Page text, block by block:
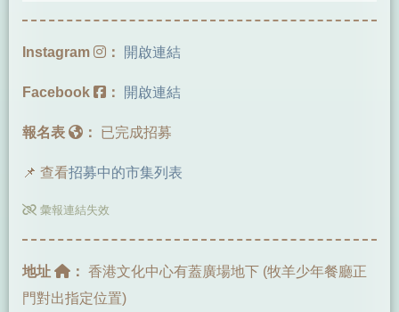
Instagram ： 開啟連結
Facebook ： 開啟連結
報名表 ： 已完成招募
📌 查看招募中的市集列表
彙報連結失效
地址 ： 香港文化中心有蓋廣場地下 (牧羊少年餐廳正
門對出指定位置)